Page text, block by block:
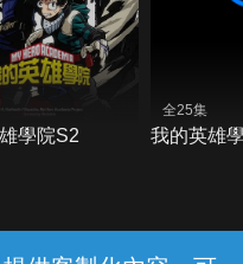
學院S2
全25集
我的英雄